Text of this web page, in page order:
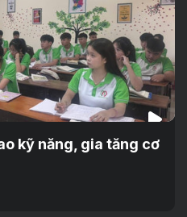
kỹ năng, gia tăng cơ